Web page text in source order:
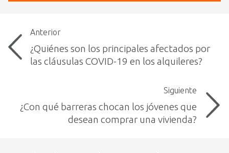
Anterior
¿Quiénes son los principales afectados por
las cláusulas COVID-19 en los alquileres?
Siguiente
¿Con qué barreras chocan los jóvenes que
desean comprar una vivienda?